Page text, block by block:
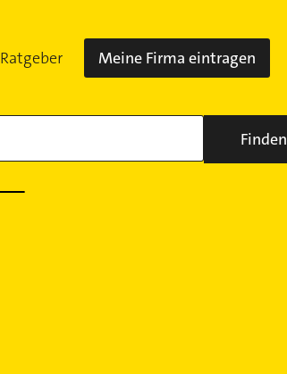
Ratgeber Meine Firma eintragen
Finden